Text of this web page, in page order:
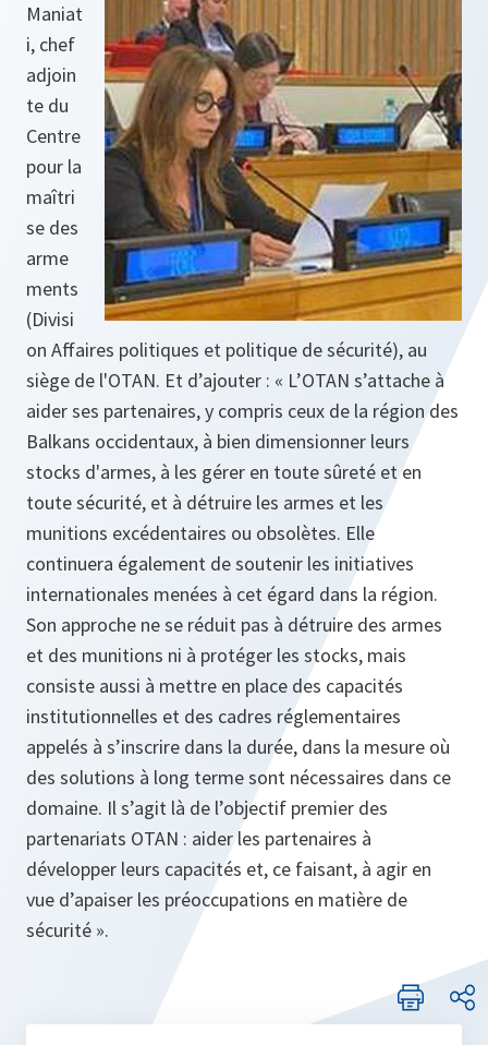
Maniat
i, chef
adjoin
te du
Centre
pour la
maîtri
se des
arme
ments
(Divisi
on Affaires politiques et politique de sécurité), au
siège de l'OTAN. Et d’ajouter : « L’OTAN s’attache à
aider ses partenaires, y compris ceux de la région des
Balkans occidentaux, à bien dimensionner leurs
stocks d'armes, à les gérer en toute sûreté et en
toute sécurité, et à détruire les armes et les
munitions excédentaires ou obsolètes. Elle
continuera également de soutenir les initiatives
internationales menées à cet égard dans la région.
Son approche ne se réduit pas à détruire des armes
et des munitions ni à protéger les stocks, mais
consiste aussi à mettre en place des capacités
institutionnelles et des cadres réglementaires
appelés à s’inscrire dans la durée, dans la mesure où
des solutions à long terme sont nécessaires dans ce
domaine. Il s’agit là de l’objectif premier des
partenariats OTAN : aider les partenaires à
développer leurs capacités et, ce faisant, à agir en
vue d’apaiser les préoccupations en matière de
sécurité ».